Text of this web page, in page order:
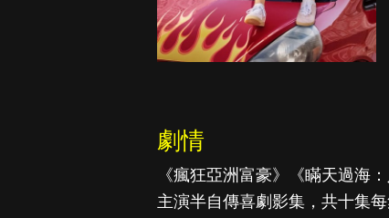
劇情
《瘋狂亞洲富豪》《瞞天過海
主演半自傳喜劇影集，共十集
降世神通：最
後的氣宗